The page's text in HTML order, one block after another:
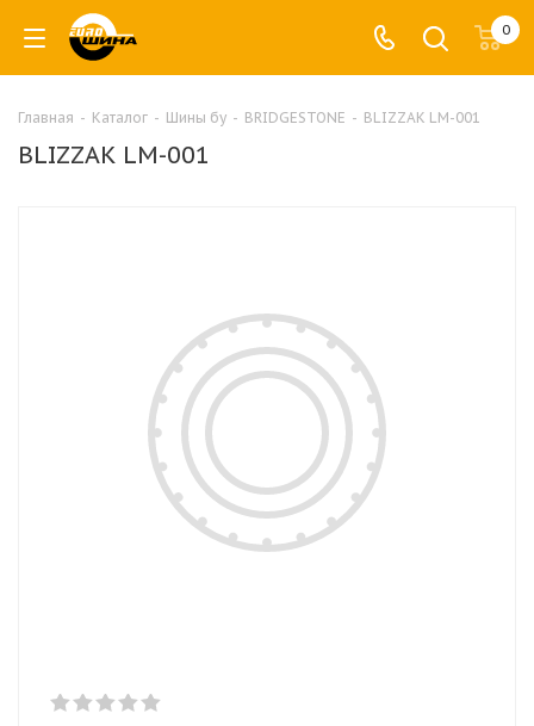
0
Главная - Каталог - Шины бу - BRIDGESTONE - BLIZZAK LM-001
BLIZZAK LM-001